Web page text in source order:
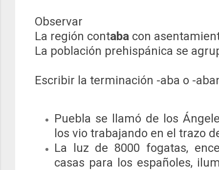
Observar
La región contaba con
La población prehispánica se
Escribir la terminación -aba o -
Puebla se llamó de los
los vio trabajando en el trazo
La luz de 8000 fogatas,
casas para los españoles,